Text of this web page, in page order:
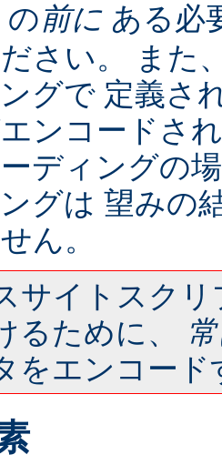
の前に ある必
さい。 また
グで 定義さ
ンコードさ
ディングの
グは 望みの
ん。
サイトスク
るために、
をエンコード